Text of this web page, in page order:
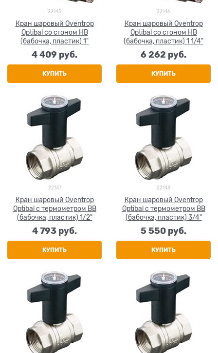
22145
Кран шаровый Oventrop
Optibal со сгоном НВ
(бабочка, пластик) 1"
4 409 руб.
КУПИТЬ
22146
Кран шаровый Oventrop
Optibal со сгоном НВ
(бабочка, пластик) 1 1/4"
6 262 руб.
КУПИТЬ
22147
Кран шаровый Oventrop
Optibal с термометром ВВ
(бабочка, пластик) 1/2"
4 793 руб.
КУПИТЬ
22148
Кран шаровый Oventrop
Optibal с термометром ВВ
(бабочка, пластик) 3/4"
5 550 руб.
КУПИТЬ